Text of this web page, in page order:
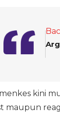
kini
maupun